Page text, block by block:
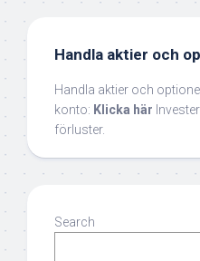
Handla aktier och
Handla aktier och
konto: Klicka här
förluster.
Search